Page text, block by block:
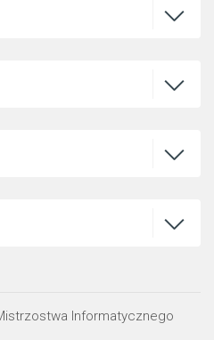
Otwórz
Otwórz
Otwórz
Otwórz
Informatycznego